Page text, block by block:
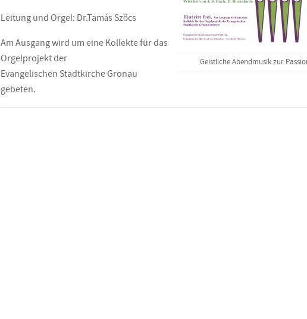
Geistliche Abendmusik zur
Leitung und Orgel: Dr.Tamás Szőcs
Am Ausgang wird um eine Kollekte für das
Orgelprojekt der
Evangelischen Stadtkirche Gronau
gebeten.